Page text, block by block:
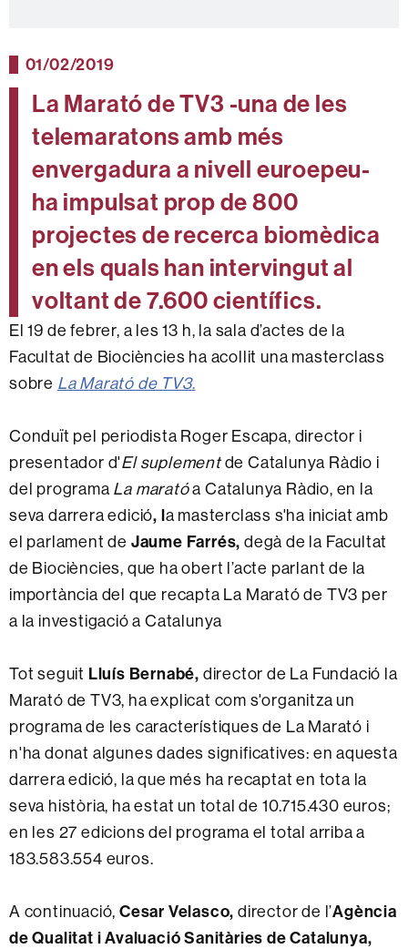
01/02/2019
La Marató de TV3 -una de les
telemaratons amb més
envergadura a nivell euroepeu-
ha impulsat prop de 800
projectes de recerca biomèdica
en els quals han intervingut al
voltant de 7.600 científics.
El 19 de febrer, a les 13 h, la sala d’actes de la
Facultat de Biociències ha acollit una masterclass
sobre La Marató de TV3.
Conduït pel periodista Roger Escapa, director i
presentador d'El suplementde Catalunya Ràdio i
del programa La maratóa Catalunya Ràdio, en la
seva darrera edició, la masterclass s'ha iniciat amb
el parlament de Jaume Farrés,degà de la Facultat
de Biociències, que ha obert l’acte parlant de la
importància del que recapta La Marató de TV3 per
a la investigació a Catalunya
Tot seguit Lluís Bernabé, director de La Fundació la
Marató de TV3, ha explicat com s'organitza un
programa de les característiques de La Marató i
n'ha donat algunes dades significatives: en aquesta
darrera edició, la que més ha recaptat en tota la
seva història, ha estat un total de 10.715.430 euros;
en les 27 edicions del programa el total arriba a
183.583.554 euros.
A continuació, Cesar Velasco, director de l’Agència
de Qualitat i Avaluació Sanitàries de Catalunya,